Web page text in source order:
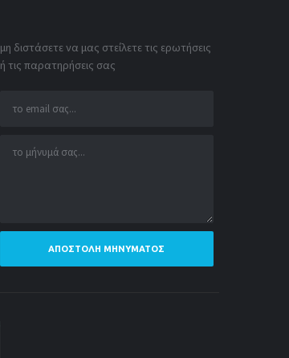
μη διστάσετε να μας στείλετε τις ερωτήσεις
ή τις παρατηρήσεις σας
ΑΠΟΣΤΟΛΉ ΜΗΝΎΜΑΤΟΣ